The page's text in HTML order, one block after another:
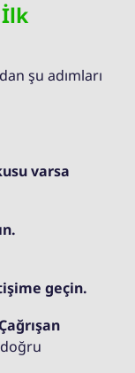
İlk
şu adımları
varsa
geçin.
Çağrışan